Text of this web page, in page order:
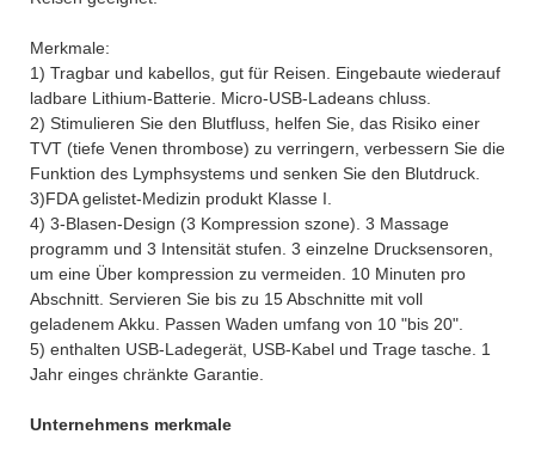
Merkmale:
1) Tragbar und kabellos, gut für Reisen. Eingebaute wiederauf
ladbare Lithium-Batterie. Micro-USB-Ladeans chluss.
2) Stimulieren Sie den Blutfluss, helfen Sie, das Risiko einer
TVT (tiefe Venen thrombose) zu verringern, verbessern Sie die
Funktion des Lymphsystems und senken Sie den Blutdruck.
3)FDA gelistet-Medizin produkt Klasse I.
4) 3-Blasen-Design (3 Kompression szone). 3 Massage
programm und 3 Intensität stufen. 3 einzelne Drucksensoren,
um eine Über kompression zu vermeiden. 10 Minuten pro
Abschnitt. Servieren Sie bis zu 15 Abschnitte mit voll
geladenem Akku. Passen Waden umfang von 10 "bis 20".
5) enthalten USB-Ladegerät, USB-Kabel und Trage tasche. 1
Jahr einges chränkte Garantie.
Unternehmens merkmale